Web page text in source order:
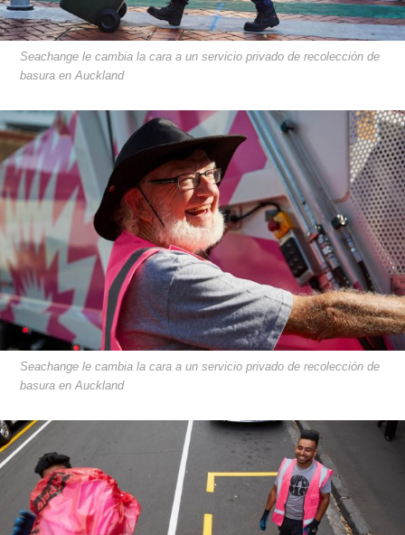
Seachange le cambia la cara a un servicio privado de recolección de
basura en Auckland
Seachange le cambia la cara a un servicio privado de recolección de
basura en Auckland